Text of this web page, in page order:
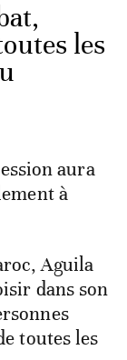
les
aura
à
Aguila
dans son
toutes les